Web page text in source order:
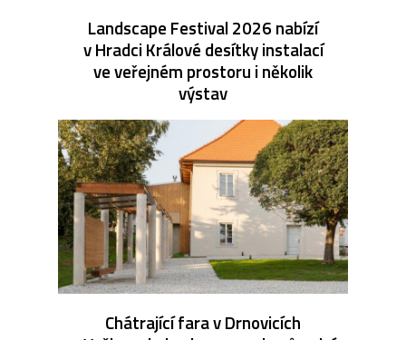
Landscape Festival 2026 nabízí
v Hradci Králové desítky instalací
ve veřejném prostoru i několik
výstav
Chátrající fara v Drnovicích